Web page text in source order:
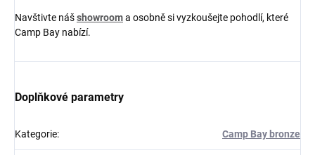
Navštivte nášshowrooma osobně si vyzkoušejte pohodlí, které
Camp Bay nabízí.
Doplňkové parametry
Kategorie: Camp Bay bronze